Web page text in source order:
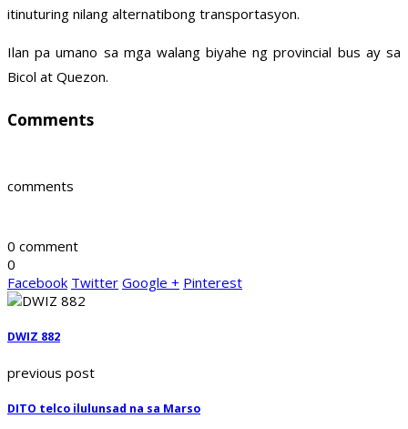
itinuturing nilang alternatibong transportasyon.
Ilan pa umano sa mga walang biyahe ng provincial bus ay sa
Bicol at Quezon.
Comments
comments
0 comment
0
Facebook Twitter Google + Pinterest
DWIZ 882
previous post
DITO telco ilulunsad na sa Marso